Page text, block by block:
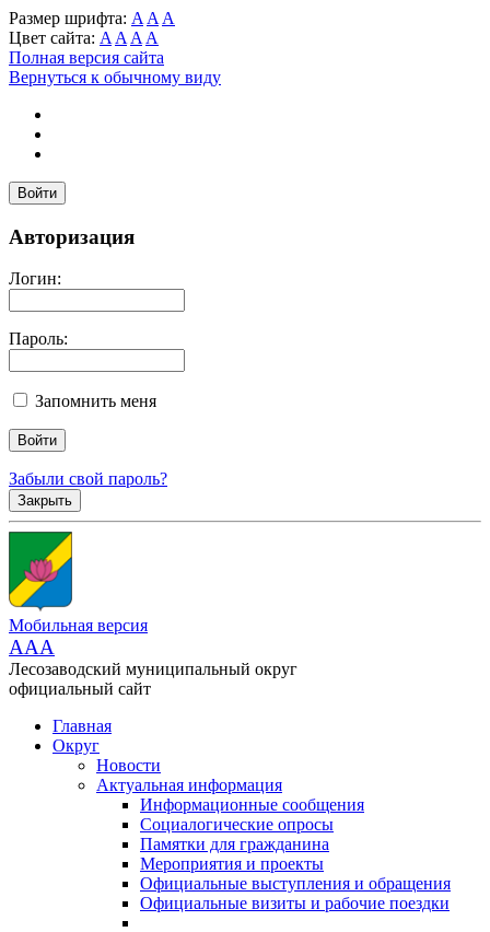
Размер шрифта: A A A
Цвет сайта: A A A A
Полная версия сайта
Вернуться к обычному виду
Войти
Авторизация
Логин:
Пароль:
Запомнить меня
Забыли свой пароль?
Закрыть
Мобильная версия
AAA
Лесозаводский муниципальный округ
официальный сайт
Главная
Округ
Новости
Актуальная информация
Информационные сообщения
Социалогические опросы
Памятки для гражданина
Мероприятия и проекты
Официальные выступления и обращения
Официальные визиты и рабочие поездки